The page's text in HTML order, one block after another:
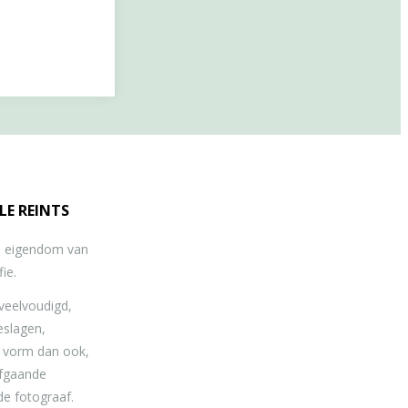
REINTS
eigendom van
dan ook,
fotograaf.